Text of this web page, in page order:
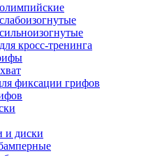
кросс-тренинга
фиксации грифов
и диски